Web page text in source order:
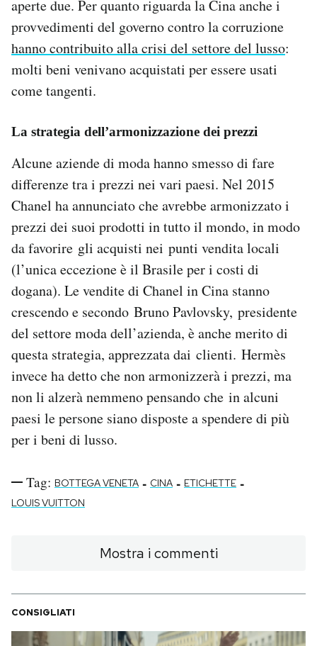
aperte due. Per quanto riguarda la Cina anche i
provvedimenti del governo contro la corruzione
hanno contribuito alla crisi del settore del lusso:
molti beni venivano acquistati per essere usati
come tangenti.
La strategia dell’armonizzazione dei prezzi
Alcune aziende di moda hanno smesso di fare
differenze tra i prezzi nei vari paesi. Nel 2015
Chanel ha annunciato che avrebbe armonizzato i
prezzi dei suoi prodotti in tutto il mondo, in modo
da favorire gli acquisti nei punti vendita locali
(l’unica eccezione è il Brasile per i costi di
dogana). Le vendite di Chanel in Cina stanno
crescendo e secondo Bruno Pavlovsky, presidente
del settore moda dell’azienda, è anche merito di
questa strategia, apprezzata dai clienti. Hermès
invece ha detto che non armonizzerà i prezzi, ma
non li alzerà nemmeno pensando che in alcuni
paesi le persone siano disposte a spendere di più
per i beni di lusso.
Tag: BOTTEGA VENETA - CINA - ETICHETTE -
LOUIS VUITTON
Mostra i commenti
CONSIGLIATI